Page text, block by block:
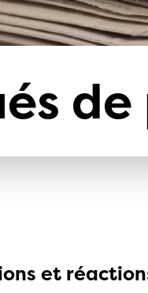
d'assurances
de
et